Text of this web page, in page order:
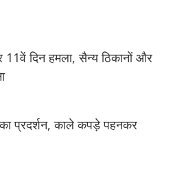
11वें दिन हमला, सैन्य ठिकानों और
का प्रदर्शन, काले कपड़े पहनकर